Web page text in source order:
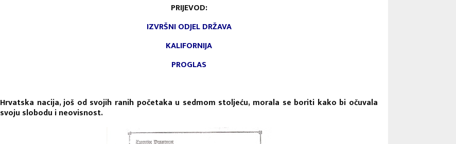
PRIJEVOD:
IZVRŠNI ODJEL DRŽAVA
KALIFORNIJA
PROGLAS
Hrvatska nacija, još od svojih ranih početaka u sedmom stoljeću, morala se boriti kako bi očuvala
svoju slobodu i neovisnost.